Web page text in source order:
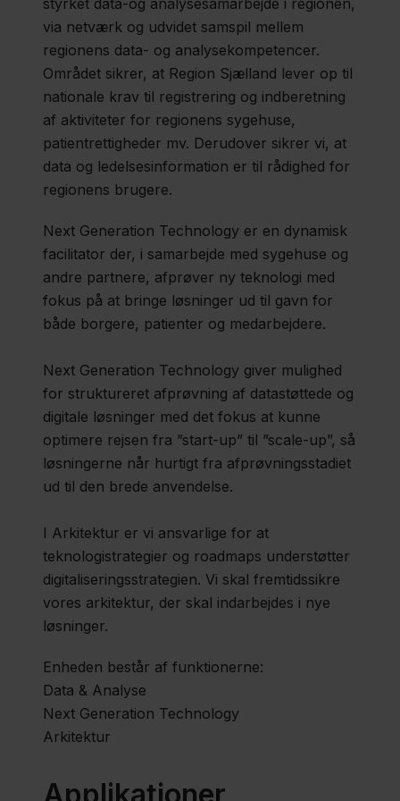
styrket data-og analysesamarbejde i regionen,
via netværk og udvidet samspil mellem
regionens data- og analysekompetencer.
Området sikrer, at Region Sjælland lever op til
nationale krav til registrering og indberetning
af aktiviteter for regionens sygehuse,
patientrettigheder mv. Derudover sikrer vi, at
data og ledelsesinformation er til rådighed for
regionens brugere.
Next Generation Technology er en dynamisk
facilitator der, i samarbejde med sygehuse og
andre partnere, afprøver ny teknologi med
fokus på at bringe løsninger ud til gavn for
både borgere, patienter og medarbejdere.
Next Generation Technology giver mulighed
for struktureret afprøvning af datastøttede og
digitale løsninger med det fokus at kunne
optimere rejsen fra ”start-up” til ”scale-up”, så
løsningerne når hurtigt fra afprøvningsstadiet
ud til den brede anvendelse.
I Arkitektur er vi ansvarlige for at
teknologistrategier og roadmaps understøtter
digitaliseringsstrategien. Vi skal fremtidssikre
vores arkitektur, der skal indarbejdes i nye
løsninger.
Enheden består af funktionerne:
Data & Analyse
Next Generation Technology
Arkitektur